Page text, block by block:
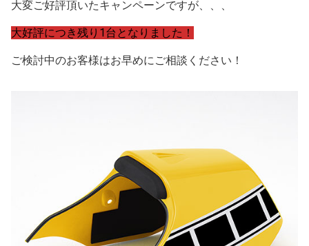
大変ご好評頂いたキャンペーンですが、、、
大好評につき残り1台となりました！
ご検討中のお客様はお早めにご相談ください！